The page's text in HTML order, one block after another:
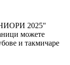
2025"
можете
и такмичаре